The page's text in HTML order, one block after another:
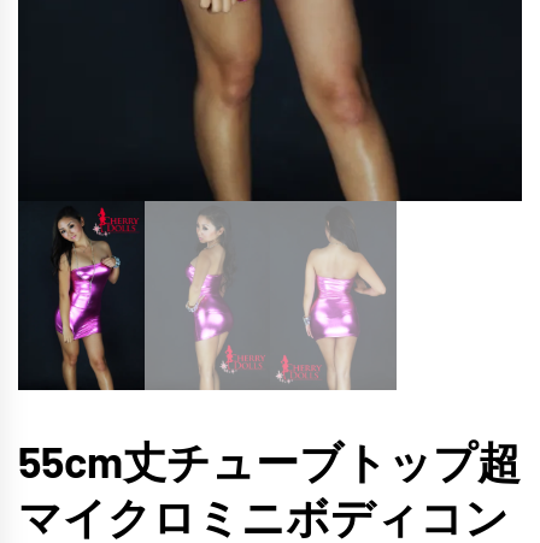
55cm丈チューブトップ超
マイクロミニボディコン